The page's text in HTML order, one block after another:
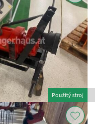
Použitý stroj